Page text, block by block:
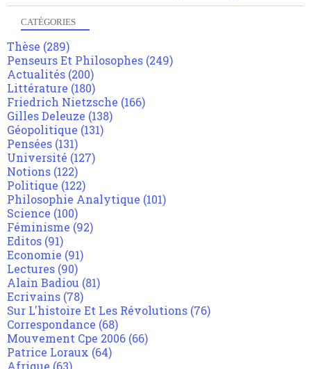
CATÉGORIES
Thèse (289)
Penseurs Et Philosophes (249)
Actualités (200)
Littérature (180)
Friedrich Nietzsche (166)
Gilles Deleuze (138)
Géopolitique (131)
Pensées (131)
Université (127)
Notions (122)
Politique (122)
Philosophie Analytique (101)
Science (100)
Féminisme (92)
Editos (91)
Economie (91)
Lectures (90)
Alain Badiou (81)
Ecrivains (78)
Sur L'histoire Et Les Révolutions (76)
Correspondance (68)
Mouvement Cpe 2006 (66)
Patrice Loraux (64)